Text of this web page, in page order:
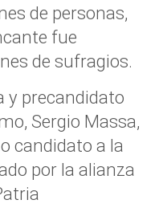
de personas,
fue
de sufragios.
y precandidato
Sergio Massa,
candidato a la
por la alianza